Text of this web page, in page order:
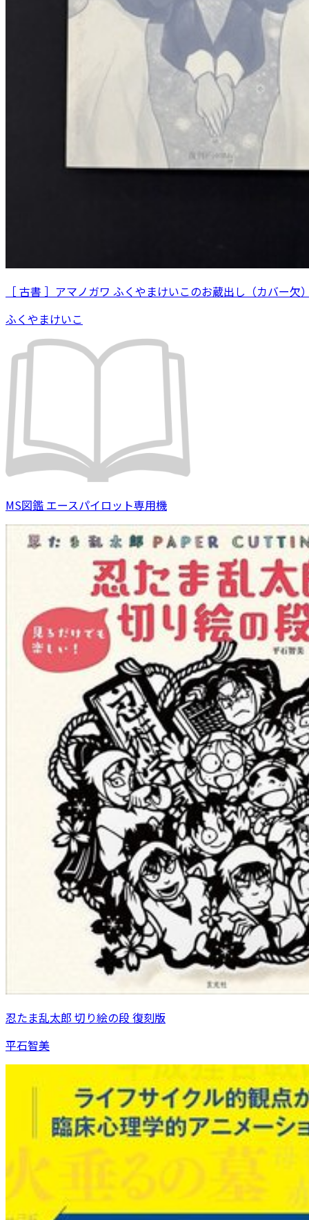
［ 古書 ］アマノガワ ふくやまけいこのお蔵出し（カバー欠
ふくやまけいこ
MS図鑑 エースパイロット専用機
忍たま乱太郎 切り絵の段 復刻版
平石智美